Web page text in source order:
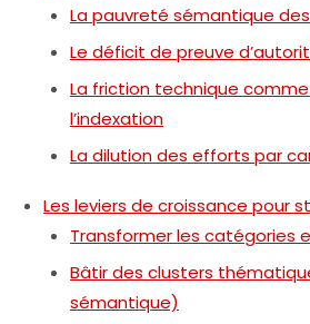
La pauvreté sémantique
Le déficit de preuve
La friction technique
l’indexation
La dilution des efforts par
Les leviers de croissance pour
Transformer les catégories
Bâtir des clusters
sémantique)